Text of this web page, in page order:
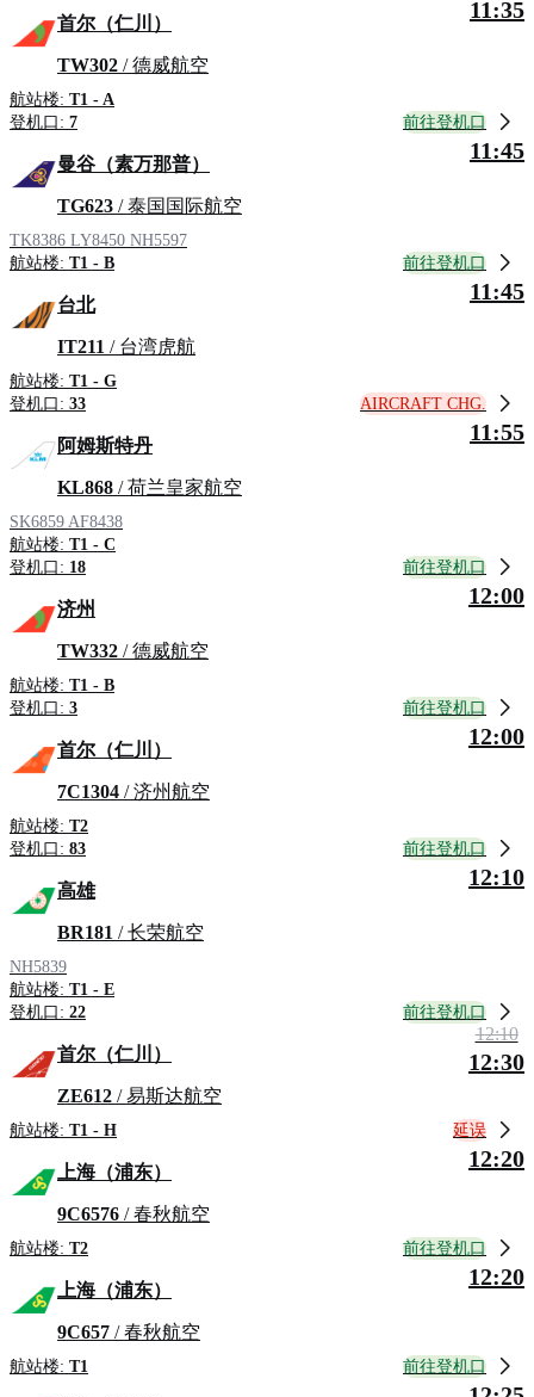
首尔（仁川）
TW302 / 德威航空
航站楼: T1 - A
登机口: 7
11:35
前往登机口
曼谷（素万那普）
TG623 / 泰国国际航空
TK8386 LY8450 NH5597
航站楼: T1 - B
11:45
前往登机口
台北
IT211 / 台湾虎航
航站楼: T1 - G
登机口: 33
11:45
AIRCRAFT CHG.
阿姆斯特丹
KL868 / 荷兰皇家航空
SK6859 AF8438
航站楼: T1 - C
登机口: 18
11:55
前往登机口
济州
TW332 / 德威航空
航站楼: T1 - B
登机口: 3
12:00
前往登机口
首尔（仁川）
7C1304 / 济州航空
航站楼: T2
登机口: 83
12:00
前往登机口
高雄
BR181 / 长荣航空
NH5839
航站楼: T1 - E
登机口: 22
12:10
前往登机口
首尔（仁川）
ZE612 / 易斯达航空
航站楼: T1 - H
12:10
12:30
延误
上海（浦东）
9C6576 / 春秋航空
航站楼: T2
12:20
前往登机口
上海（浦东）
9C657 / 春秋航空
航站楼: T1
12:20
前往登机口